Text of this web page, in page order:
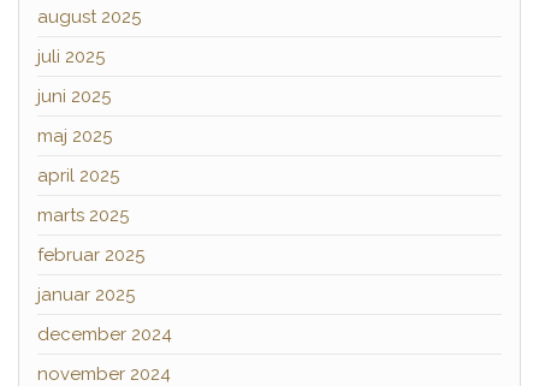
august 2025
juli 2025
juni 2025
maj 2025
april 2025
marts 2025
februar 2025
januar 2025
december 2024
november 2024